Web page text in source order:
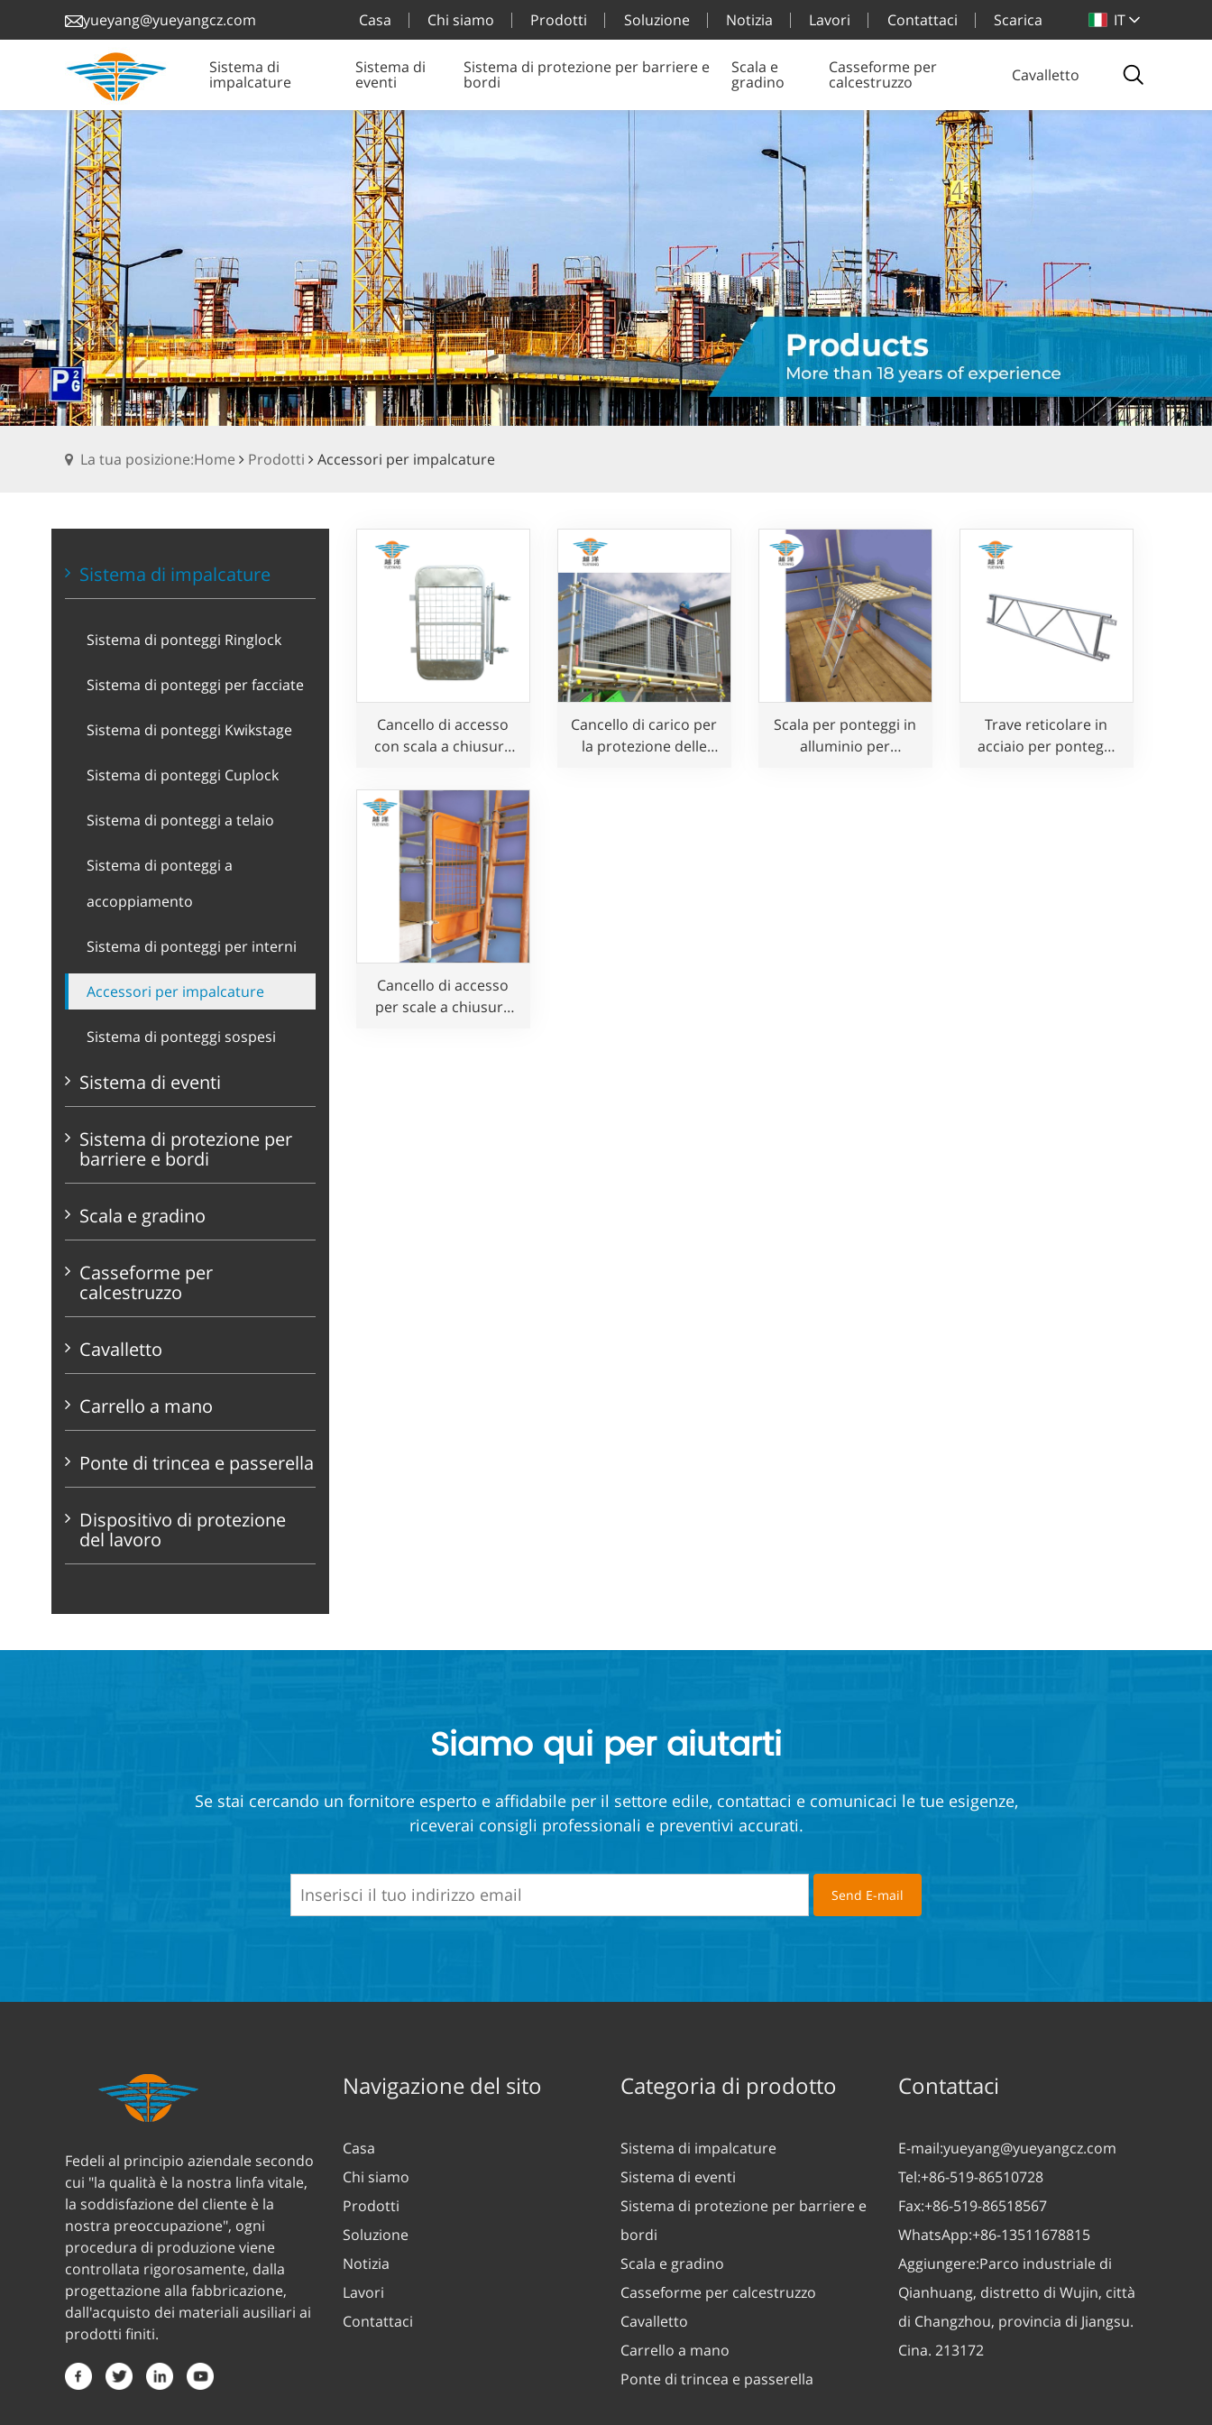
yueyang@yueyangcz.com Casa Chi siamo Prodotti Soluzione Notizia Lavori Contattaci Scarica IT
Sistema di
impalcature
Sistema di
eventi
Sistema di protezione per barriere e
bordi
Scala e
gradino
Casseforme per
calcestruzzo Cavalletto
La tua posizione:Home Prodotti Accessori per impalcature
Sistema di impalcature
Sistema di ponteggi Ringlock
Sistema di ponteggi per facciate
Sistema di ponteggi Kwikstage
Sistema di ponteggi Cuplock
Sistema di ponteggi a telaio
Sistema di ponteggi a
accoppiamento
Sistema di ponteggi per interni
Accessori per impalcature
Sistema di ponteggi sospesi
Sistema di eventi
Sistema di protezione per
barriere e bordi
Scala e gradino
Casseforme per
calcestruzzo
Cavalletto
Carrello a mano
Ponte di trincea e passerella
Dispositivo di protezione
del lavoro
Cancello di accesso
con scala a chiusura
Cancello di carico per
la protezione delle
Scala per ponteggi in
alluminio per
Trave reticolare in
acciaio per ponteggi
Cancello di accesso
per scale a chiusura
Siamo qui per aiutarti
Se stai cercando un fornitore esperto e affidabile per il settore edile, contattaci e comunicaci le tue esigenze,
riceverai consigli professionali e preventivi accurati.
Fedeli al principio aziendale secondo
cui "la qualità è la nostra linfa vitale,
la soddisfazione del cliente è la
nostra preoccupazione", ogni
procedura di produzione viene
controllata rigorosamente, dalla
progettazione alla fabbricazione,
dall'acquisto dei materiali ausiliari ai
prodotti finiti.
Navigazione del sito
Casa
Chi siamo
Prodotti
Soluzione
Notizia
Lavori
Contattaci
Categoria di prodotto
Sistema di impalcature
Sistema di eventi
Sistema di protezione per barriere e
bordi
Scala e gradino
Casseforme per calcestruzzo
Cavalletto
Carrello a mano
Ponte di trincea e passerella
Contattaci
E-mail:yueyang@yueyangcz.com
Tel:+86-519-86510728
Fax:+86-519-86518567
WhatsApp:+86-13511678815
Aggiungere:Parco industriale di
Qianhuang, distretto di Wujin, città
di Changzhou, provincia di Jiangsu.
Cina. 213172